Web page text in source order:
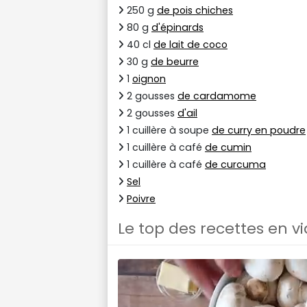
250 g de pois chiches
80 g d'épinards
40 cl de lait de coco
30 g de beurre
1 oignon
2 gousses de cardamome
2 gousses d'ail
1 cuillère à soupe de curry en poudre
1 cuillère à café de cumin
1 cuillère à café de curcuma
Sel
Poivre
Le top des recettes en